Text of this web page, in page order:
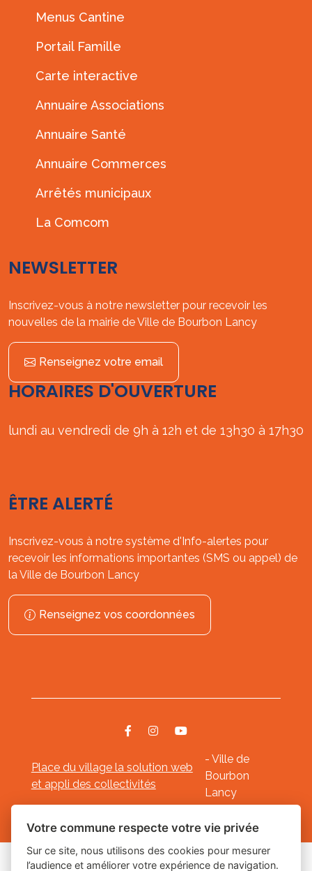
Menus Cantine
Portail Famille
Carte interactive
Annuaire Associations
Annuaire Santé
Annuaire Commerces
Arrêtés municipaux
La Comcom
NEWSLETTER
Inscrivez-vous à notre newsletter pour recevoir les
nouvelles de la mairie de Ville de Bourbon Lancy
Renseignez votre email
HORAIRES D'OUVERTURE
lundi au vendredi de 9h à 12h et de 13h30 à 17h30
ÊTRE ALERTÉ
Inscrivez-vous à notre système d'Info-alertes pour
recevoir les informations importantes (SMS ou appel) de
la Ville de Bourbon Lancy
Renseignez vos coordonnées
Place du village la solution web
et appli des collectivités
- Ville de
Bourbon
Lancy
Mentions légales-- Gestion des cookies
Votre commune respecte votre vie privée
Sur ce site, nous utilisons des cookies pour mesurer
l’audience et améliorer votre expérience de navigation.